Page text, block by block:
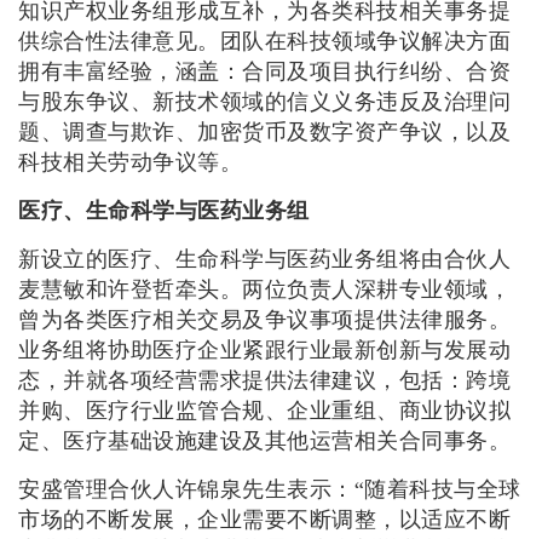
知识产权业务组形成互补，为各类科技相关事务提
供综合性法律意见。团队在科技领域争议解决方面
拥有丰富经验，涵盖：合同及项目执行纠纷、合资
与股东争议、新技术领域的信义义务违反及治理问
题、调查与欺诈、加密货币及数字资产争议，以及
科技相关劳动争议等。
医疗、生命科学与医药业务组
新设立的医疗、生命科学与医药业务组将由合伙人
麦慧敏和许登哲牵头。两位负责人深耕专业领域，
曾为各类医疗相关交易及争议事项提供法律服务。
业务组将协助医疗企业紧跟行业最新创新与发展动
态，并就各项经营需求提供法律建议，包括：跨境
并购、医疗行业监管合规、企业重组、商业协议拟
定、医疗基础设施建设及其他运营相关合同事务。
安盛管理合伙人许锦泉先生表示：“随着科技与全球
市场的不断发展，企业需要不断调整，以适应不断